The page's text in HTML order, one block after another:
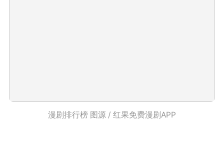
漫剧排行榜 图源 / 红果免费漫剧APP